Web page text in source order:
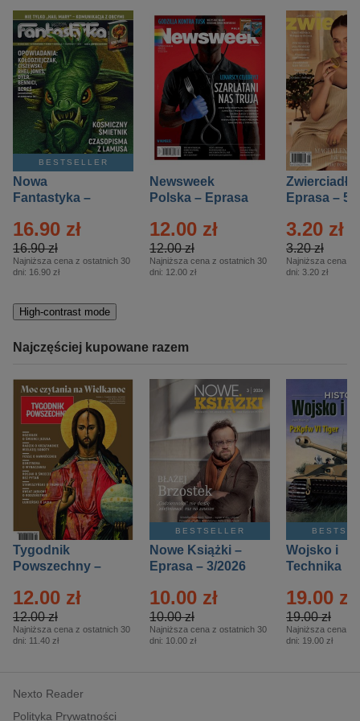
BESTSELLER
Nowa
Fantastyka –
16.90 zł
16.90 zł
Najniższa cena z ostatnich 30
dni: 16.90 zł
Newsweek
Polska – Eprasa
12.00 zł
12.00 zł
Najniższa cena z ostatnich 30
dni: 12.00 zł
Zwierciadło
Eprasa – 5/
3.20 zł
3.20 zł
Najniższa cena z
dni: 3.20 zł
High-contrast mode
Najczęściej kupowane razem
Tygodnik
Powszechny –
12.00 zł
12.00 zł
Najniższa cena z ostatnich 30
dni: 11.40 zł
BESTSELLER
Nowe Książki –
Eprasa – 3/2026
10.00 zł
10.00 zł
Najniższa cena z ostatnich 30
dni: 10.00 zł
Wojsko i
Technika
– 2/2026
19.00 zł
19.00 zł
Najniższa cena z
dni: 19.00 zł
Nexto Reader
Polityka Prywatności